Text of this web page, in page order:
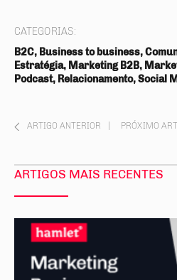
CATEGORIAS:
B2C, Business to business,
Estratégia, Marketing B2B,
Podcast, Relacionamento, Social
ARTIGO ANTERIOR PRÓXIMO
ARTIGOS MAIS RECENTES